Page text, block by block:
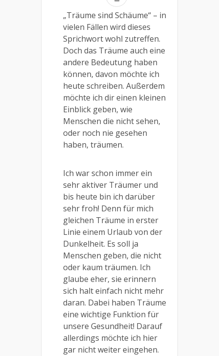
„Träume sind Schäume“ – in
vielen Fällen wird dieses
Sprichwort wohl zutreffen.
Doch das Träume auch eine
andere Bedeutung haben
können, davon möchte ich
heute schreiben. Außerdem
möchte ich dir einen kleinen
Einblick geben, wie
Menschen die nicht sehen,
oder noch nie gesehen
haben, träumen.
Ich war schon immer ein
sehr aktiver Träumer und
bis heute bin ich darüber
sehr froh! Denn für mich
gleichen Träume in erster
Linie einem Urlaub von der
Dunkelheit. Es soll ja
Menschen geben, die nicht
oder kaum träumen. Ich
glaube eher, sie erinnern
sich halt einfach nicht mehr
daran. Dabei haben Träume
eine wichtige Funktion für
unsere Gesundheit! Darauf
allerdings möchte ich hier
gar nicht weiter eingehen.